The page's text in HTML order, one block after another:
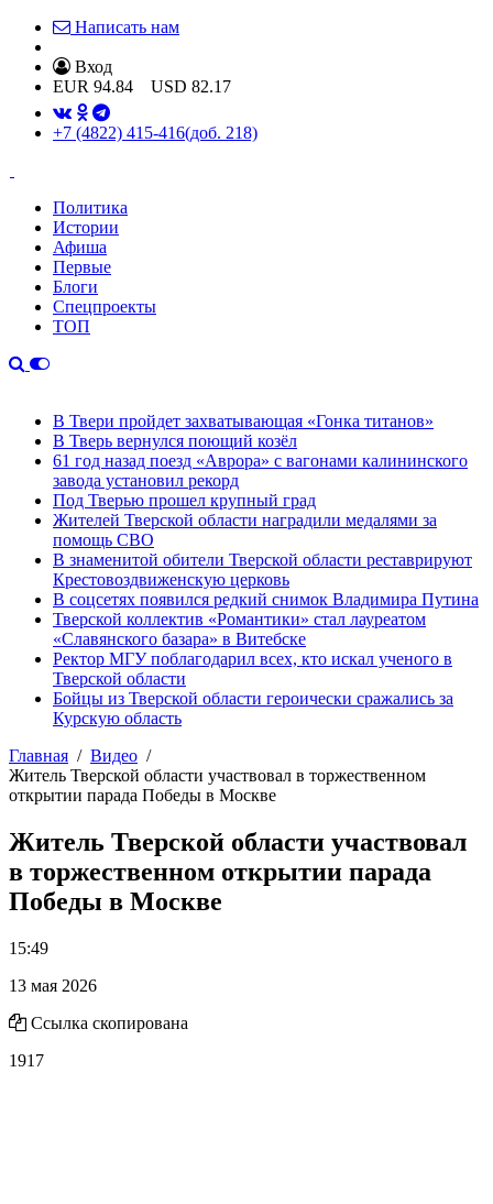
Написать нам
Вход
EUR 94.84 USD 82.17
+7 (4822) 415-416(доб. 218)
Политика
Истории
Афиша
Первые
Блоги
Спецпроекты
ТОП
В Твери пройдет захватывающая «Гонка титанов»
В Тверь вернулся поющий козёл
61 год назад поезд «Аврора» с вагонами калининского
завода установил рекорд
Под Тверью прошел крупный град
Жителей Тверской области наградили медалями за
помощь СВО
В знаменитой обители Тверской области реставрируют
Крестовоздвиженскую церковь
В соцсетях появился редкий снимок Владимира Путина
Тверской коллектив «Романтики» стал лауреатом
«Славянского базара» в Витебске
Ректор МГУ поблагодарил всех, кто искал ученого в
Тверской области
Бойцы из Тверской области героически сражались за
Курскую область
Главная
Видео
Житель Тверской области участвовал в торжественном
открытии парада Победы в Москве
Житель Тверской области участвовал
в торжественном открытии парада
Победы в Москве
15:49
13 мая 2026
Ссылка скопирована
1917